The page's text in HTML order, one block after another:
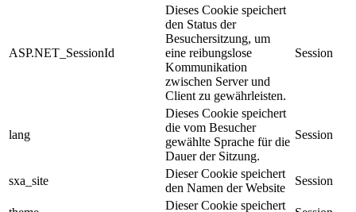
ASP.NET_SessionId
Dieses Cookie speichert
den Status der
Besuchersitzung, um
eine reibungslose
Kommunikation
zwischen Server und
Client zu gewährleisten.
Session
lang
Dieses Cookie speichert
die vom Besucher
gewählte Sprache für die
Dauer der Sitzung.
Session
sxa_site
Dieser Cookie speichert
den Namen der Website
Session
Dieser Cookie speichert